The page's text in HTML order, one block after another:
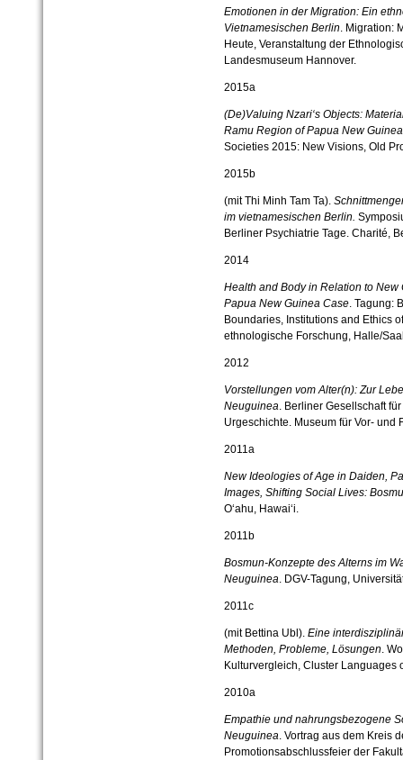
Emotionen in der Migration: Ein
Vietnamesischen Berlin. Migration:
Heute, Veranstaltung der
Landesmuseum Hannover.
2015a
(De)Valuing Nzari‘s Objects:
Ramu Region of Papua New Guinea
Societies 2015: New Visions, Old
2015b
(mit Thi Minh Tam Ta).
im vietnamesischen Berlin.
Berliner Psychiatrie Tage. Charité,
2014
Health and Body in Relation to
Papua New Guinea Case. Tagung:
Boundaries, Institutions and Ethics
ethnologische Forschung, Halle/
2012
Vorstellungen vom Alter(n): Zur
Neuguinea. Berliner Gesellschaft
Urgeschichte. Museum für Vor- und
2011a
New Ideologies of Age in Daiden,
Images, Shifting Social Lives:
O‘ahu, Hawai‘i.
2011b
Bosmun-Konzepte des Alterns im
Neuguinea. DGV-Tagung,
2011c
(mit Bettina Ubl). Eine
Methoden, Probleme, Lösungen.
Kulturvergleich, Cluster Languages
2010a
Empathie und nahrungsbezogene
Neuguinea. Vortrag aus dem Kreis
Promotionsabschlussfeier der